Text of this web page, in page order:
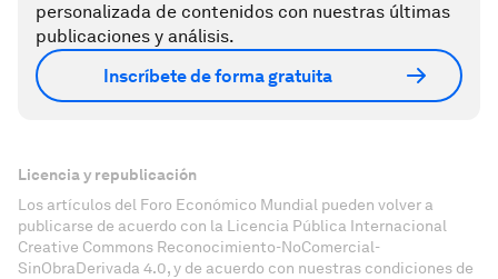
personalizada de contenidos con nuestras últimas
publicaciones y análisis.
Inscríbete de forma gratuita
Licencia y republicación
Los artículos del Foro Económico Mundial pueden volver a
publicarse de acuerdo con la Licencia Pública Internacional
Creative Commons Reconocimiento-NoComercial-
SinObraDerivada 4.0, y de acuerdo con nuestras condiciones de